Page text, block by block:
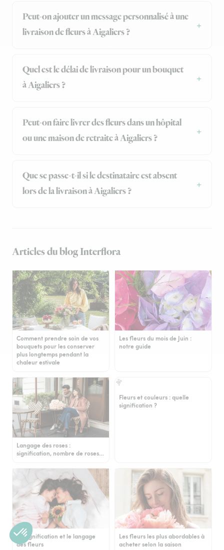
Peut-on ajouter un message personnalisé à une
livraison de fleurs à Aigaliers ?
Quel est le délai de livraison pour un bouquet
à Aigaliers ?
Peut-on faire livrer des fleurs dans un hôpital
ou une maison de retraite à Aigaliers ?
Que se passe-t-il si le destinataire est absent
lors de la livraison à Aigaliers ?
Articles du blog Interflora
Comment prendre soin de vos
bouquets pour les conserver
plus longtemps pendant la
chaleur estivale
Les fleurs du mois de Juin :
notre guide
Langage des roses :
signification, nombre de roses…
Fleurs et couleurs : quelle
signification ?
La signification et le langage
des fleurs
Les fleurs les plus abordables à
acheter selon la saison